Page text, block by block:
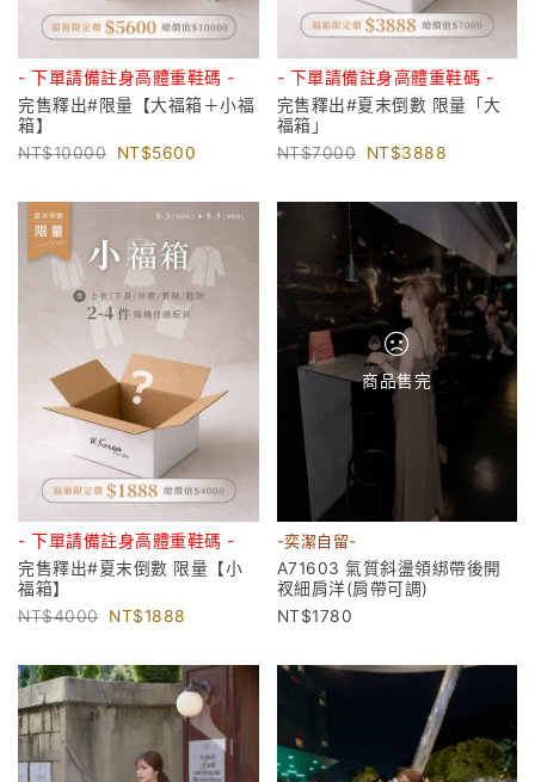
- 下單請備註身高體重鞋碼 -
完售釋出#限量【大福箱＋小福
箱】
10000
5600
- 下單請備註身高體重鞋碼 -
完售釋出#夏末倒數 限量「大
福箱」
7000
3888
- 下單請備註身高體重鞋碼 -
完售釋出#夏末倒數 限量【小
福箱】
4000
1888
商品售完
-奕潔自留-
A71603 氣質斜盪領綁帶後開
衩細肩洋(肩帶可調)
1780